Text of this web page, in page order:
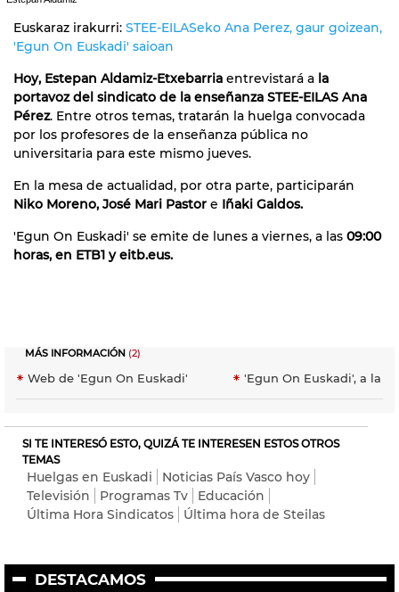
Euskaraz irakurri: STEE-EILASeko Ana Perez, gaur goizean,
'Egun On Euskadi' saioan
Hoy, Estepan Aldamiz-Etxebarria entrevistará a la
portavoz del sindicato de la enseñanza STEE-EILAS Ana
Pérez. Entre otros temas, tratarán la huelga convocada
por los profesores de la enseñanza pública no
universitaria para este mismo jueves.
En la mesa de actualidad, por otra parte, participarán
Niko Moreno, José Mari Pastor e Iñaki Galdos.
'Egun On Euskadi' se emite de lunes a viernes, a las 09:00
horas, en ETB1 y eitb.eus.
MÁS INFORMACIÓN (2)
Web de 'Egun On Euskadi' 'Egun On Euskadi', a la
SI TE INTERESÓ ESTO, QUIZÁ TE INTERESEN ESTOS OTROS
TEMAS
Huelgas en Euskadi
Noticias País Vasco hoy
Televisión
Programas Tv
Educación
Última Hora Sindicatos
Última hora de Steilas
DESTACAMOS